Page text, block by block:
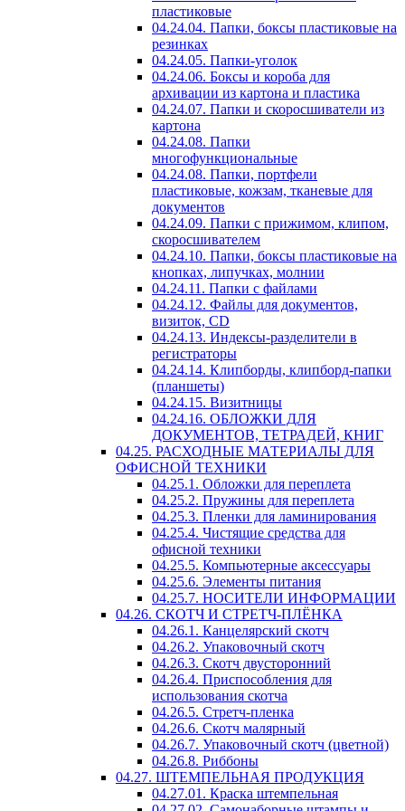
пластиковые
04.24.04. Папки, боксы пластиковые на
резинках
04.24.05. Папки-уголок
04.24.06. Боксы и короба для
архивации из картона и пластика
04.24.07. Папки и скоросшиватели из
картона
04.24.08. Папки
многофункциональные
04.24.08. Папки, портфели
пластиковые, кожзам, тканевые для
документов
04.24.09. Папки с прижимом, клипом,
скоросшивателем
04.24.10. Папки, боксы пластиковые на
кнопках, липучках, молнии
04.24.11. Папки с файлами
04.24.12. Файлы для документов,
визиток, CD
04.24.13. Индексы-разделители в
регистраторы
04.24.14. Клипборды, клипборд-папки
(планшеты)
04.24.15. Визитницы
04.24.16. ОБЛОЖКИ ДЛЯ
ДОКУМЕНТОВ, ТЕТРАДЕЙ, КНИГ
04.25. РАСХОДНЫЕ МАТЕРИАЛЫ ДЛЯ
ОФИСНОЙ ТЕХНИКИ
04.25.1. Обложки для переплета
04.25.2. Пружины для переплета
04.25.3. Пленки для ламинирования
04.25.4. Чистящие средства для
офисной техники
04.25.5. Компьютерные аксессуары
04.25.6. Элементы питания
04.25.7. НОСИТЕЛИ ИНФОРМАЦИИ
04.26. СКОТЧ И СТРЕТЧ-ПЛЁНКА
04.26.1. Канцелярский скотч
04.26.2. Упаковочный скотч
04.26.3. Скотч двусторонний
04.26.4. Приспособления для
использования скотча
04.26.5. Стретч-пленка
04.26.6. Скотч малярный
04.26.7. Упаковочный скотч (цветной)
04.26.8. Риббоны
04.27. ШТЕМПЕЛЬНАЯ ПРОДУКЦИЯ
04.27.01. Краска штемпельная